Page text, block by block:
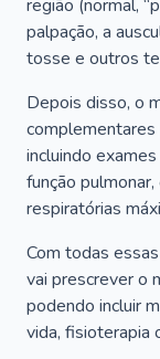
região (normal,
palpação, a
tosse e outros
Depois disso, o
complementares
incluindo
função
respiratórias
Com todas
vai prescrever o
podendo incluir
vida, fisioterapia